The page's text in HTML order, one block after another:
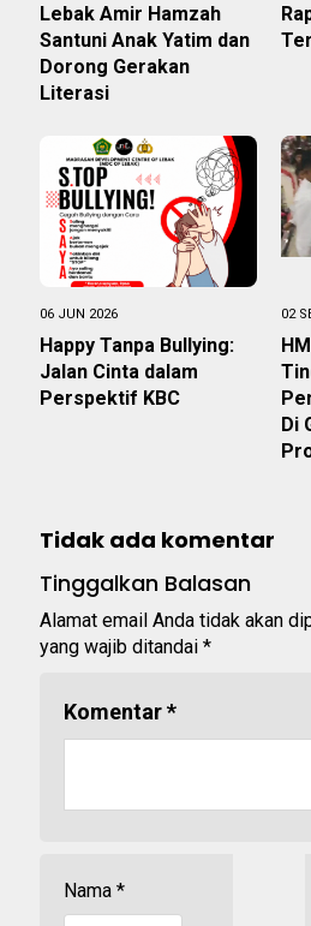
Lebak Amir Hamzah
Santuni Anak Yatim dan
Dorong Gerakan
Literasi
06 JUN 2026
Happy Tanpa Bullying:
Jalan Cinta dalam
Perspektif KBC
02
Di
Tidak ada komentar
Tinggalkan Balasan
Alamat email Anda tidak akan
yang wajib ditandai *
Komentar*
Nama *